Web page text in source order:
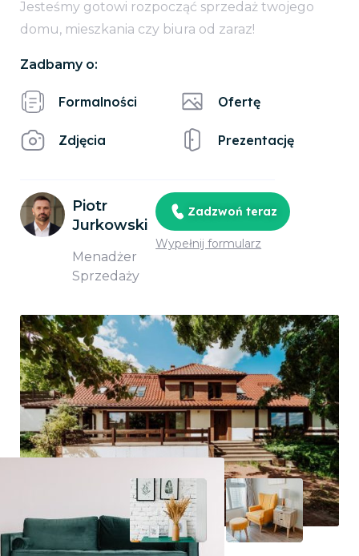
Jesteśmy gotowi rozpocząć sprzedaż twojego
domu, mieszkania czy biura od zaraz!
Zadbamy o:
Formalności
Zdjęcia
Ofertę
Prezentację
Piotr
Jurkowski
Menadżer
Sprzedaży
Zadzwoń teraz
Wypełnij formularz